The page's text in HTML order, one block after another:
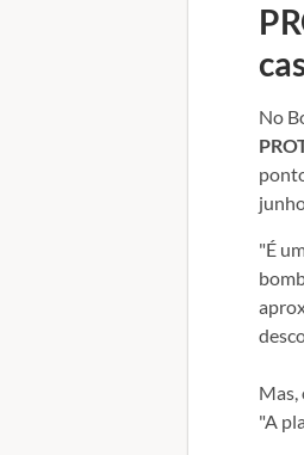
No
"É
Mas,
"A